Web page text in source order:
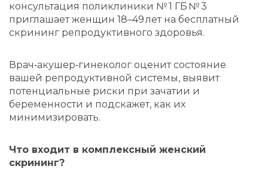
консультация поликлиники № 1 ГБ № 3
приглашает женщин 18–49 лет на бесплатный
скрининг репродуктивного здоровья.
Врач‑акушер‑гинеколог оценит состояние
вашей репродуктивной системы, выявит
потенциальные риски при зачатии и
беременности и подскажет, как их
минимизировать.
Что входит в комплексный женский
скрининг?